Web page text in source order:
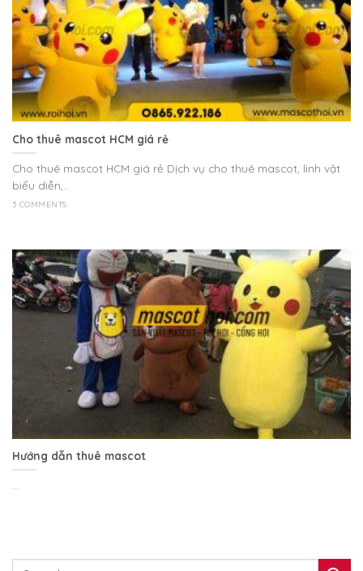
Cho thuê mascot HCM giá rẻ
Cho thuê mascot HCM giá rẻ Dịch vụ cho thuê mascot, linh vật
biểu diễn,...
3 COMMENTS
Hướng dẫn thuê mascot